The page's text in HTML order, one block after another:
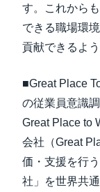
す。これから
できる職場環
貢献できるよ
■Great Place
の従業員意識
Great Place to
会社（Great
価・支援を行
社」を世界共